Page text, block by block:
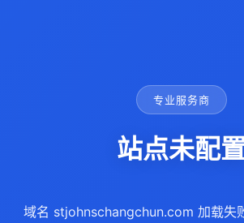
专业服务商
站点未配
域名 stjohnschangchun.com 加载失